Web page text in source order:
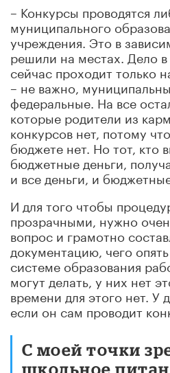
– Конкурсы проводятся
муниципального
учреждения. Это в
решили на местах. Дело
сейчас проходит только
– не важно,
федеральные. На все
которые родители из
конкурсов нет, потому
бюджете нет. Но тот, кто
бюджетные деньги,
и все деньги, и
И для того чтобы
прозрачными, нужно
вопрос и грамотно
документацию, чего
системе образования
могут делать, у них нет
времени для этого нет. У
если он сам проводит
С моей точки
школьное